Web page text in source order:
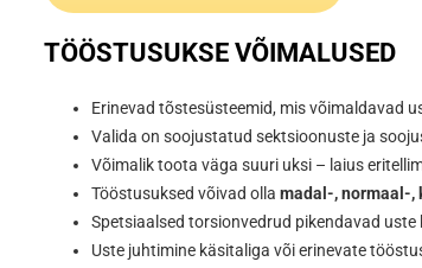
TÖÖSTUSUKSE VÕIMALUSED
Erinevad tõstesüsteemid, mis võimaldavad
Valida on soojustatud sektsioonuste ja
Võimalik toota väga suuri uksi – laius
Tööstusuksed võivad olla madal-,normaal-,
Spetsiaalsed torsionvedrud pikendavad
Uste juhtimine käsitaliga või erinevate